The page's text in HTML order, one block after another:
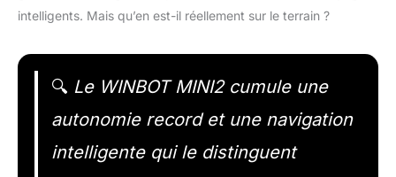
intelligents. Mais qu’en est-il réellement sur le terrain ?
🔍 Le WINBOT MINI2 cumule une
autonomie record et une navigation
intelligente qui le distinguent